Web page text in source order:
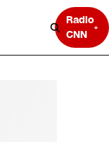
Radio
CNN